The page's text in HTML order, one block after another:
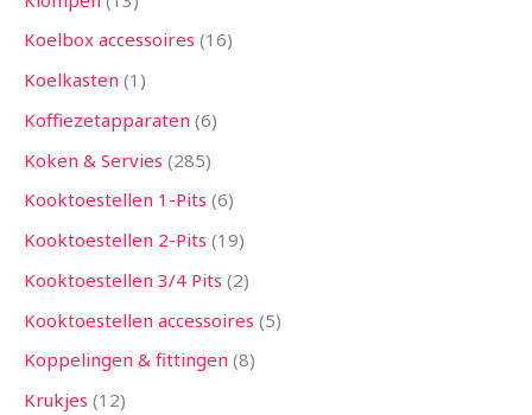
Koelbox accessoires 16
Koelkasten 1
Koffiezetapparaten 6
Koken & Servies 285
Kooktoestellen 1-Pits 6
Kooktoestellen 2-Pits 19
Kooktoestellen 3/4 Pits 2
Kooktoestellen accessoires 5
Koppelingen & fittingen 8
Krukjes 12